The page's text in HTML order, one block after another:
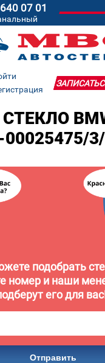
07 01
подобрать
номер и наши
его для
Отправить